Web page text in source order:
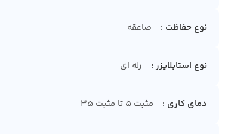
نوع حفاظت صاعقه
نوع استابلایزر رله ای
دمای کاری مثبت 5 تا مثبت 35